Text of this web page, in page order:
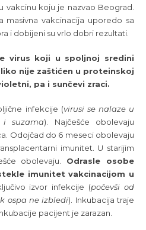
vakcinu koju je nazvao Beograd.
masivna vakcinacija uporedo sa
i dobijeni su vrlo dobri rezultati.
virus koji u spoljnoj sredini
nije zaštićen u proteinskoj
pa i sunčevi zraci.
infekcije (virusi se nalaze u
i suzama). Najčešće obolevaju
Odojčad do 6 meseci obolevaju
imunitet. U starijim
obolevaju. Odrasle osobe
imunitet vakcinacijom u
izvor infekcije (počevši od
ospa ne izbledi). Inkubacija traje
pacijent je zarazan.